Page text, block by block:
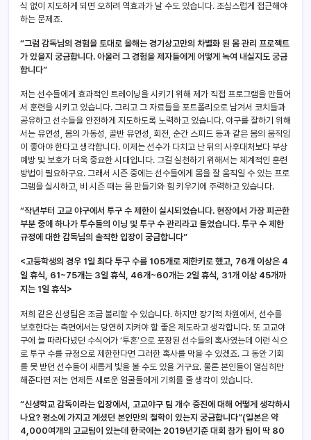
식 없이 지도하게 되면 오히려 역효과가 날 수도 있습니다. 조심스럽게 접근해야
하는 문제죠.
“그럼 감독님의 경험을 토대로 올해는 경기상고만의 차별화 된 몸 관리 프로젝트
가 있을지 궁금합니다. 아울러 그 경험을 제자들에게 어떻게 녹여 내실지도 궁금
합니다”
저는 선수들에게 효과적인 트레이닝을 시키기 위해 제가 직접 프로그램을 만들어
서 훈련을 시키고 있습니다. 그리고 그 자료들을 포트폴리오로 남겨서 코치들과
공유하고 선수들을 안전하게 지도하도록 노력하고 있습니다. 야구를 잘하기 위해
서는 유연성, 몸의 가동성, 골반 유연성, 회전, 순간 스피드 등과 같은 몸의 움직임
이 좋아야 한다고 생각합니다. 이제는 선수가 다치고 난 뒤의 사후대처보다 부상
예방 및 보호가 더욱 중요한 시대입니다. 그걸 실천하기 위해서는 체계적인 훈련
방법이 필요하구요. 그래서 시즌 중에는 선수들에게 몸을 잘 움직일 수 있는 프로
그램을 실시하고, 비 시즌 때는 몸 만들기와 힘 키우기에 주력하고 있습니다.
“작년부터 고교 야구에서 투구 수 제한이 실시되었습니다. 현장에서 가장 피곤한
부분 중에 하나가 투수들의 이닝 및 투구 수 관리라고 들었습니다. 투구 수 제한
규정에 대한 감독님의 솔직한 입장이 궁금합니다”
<고등학생의 경우 1일 최다 투구 수를 105개로 제한키로 했고, 76개 이상은 4
일 휴식, 61~75개는 3일 휴식, 46개~60개는 2일 휴식, 31개 이상 45개까
지는 1일 휴식>
저희 같은 신생팀은 조금 불리할 수 있습니다. 하지만 장기적 차원에서, 선수를
보호한다는 측면에서는 당연히 지켜야 할 좋은 제도라고 생각합니다. 또 고교야
구에 늘 따라다녔던 수식어가 ‘투혼’으로 포장된 선수들의 혹사였는데 이런 식으
로 투구 수를 규정으로 제한한다면 그러한 혹사를 막을 수 있겠죠. 그 동안 기회
를 못 받던 선수들이 새롭게 빛을 볼 수도 있을 거구요. 물론 본인들이 열심히만
해준다면 저는 언제든 새로운 얼굴들에게 기회를 줄 생각이 있습니다.
“신생학교 감독이라는 입장에서, 고교야구 팀 개수 증진에 대해 어떻게 생각하시
나요? 평소에 가지고 계셨던 본인만의 철학이 있는지 궁금합니다”(일본은 약
4,000여개의 고교팀이 있는데 한국에는 2019년기준 대회 참가 팀이 딱 80